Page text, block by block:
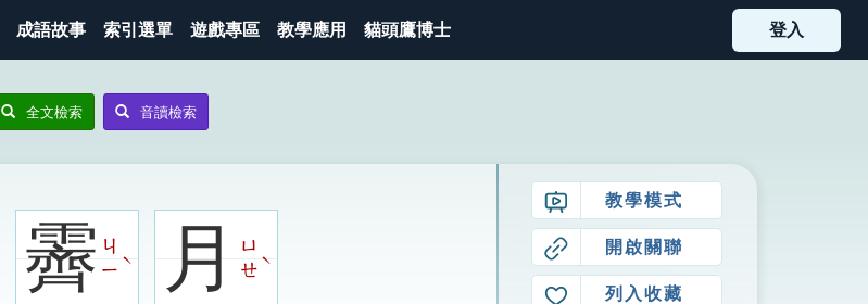
成語故事 索引選單 遊戲專區 教學應用 貓頭鷹博士 登入
全文檢索 音讀檢索
霽ㄐ
ㄧ
ˋ 月ㄩ
ㄝ
ˋ
教學模式
開啟關聯
列入收藏